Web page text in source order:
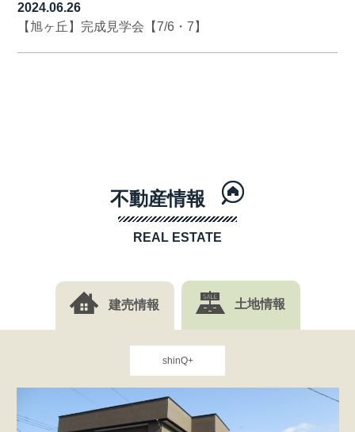
2024.06.26
【旭ヶ丘】完成見学会【7/6・7】
不動産情報
REAL ESTATE
建売情報 土地情報
shinQ+